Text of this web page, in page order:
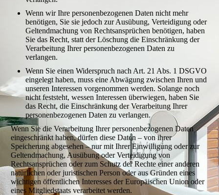
Wenn wir Ihre personenbezogenen Daten nicht mehr
benötigen, Sie sie jedoch zur Ausübung, Verteidigung oder
Geltendmachung von Rechtsansprüchen benötigen, haben
Sie das Recht, statt der Löschung die Einschränkung der
Verarbeitung Ihrer personenbezogenen Daten zu
verlangen.
Wenn Sie einen Widerspruch nach Art. 21 Abs. 1 DSGVO
eingelegt haben, muss eine Abwägung zwischen Ihren und
unseren Interessen vorgenommen werden. Solange noch
nicht feststeht, wessen Interessen überwiegen, haben Sie
das Recht, die Einschränkung der Verarbeitung Ihrer
personenbezogenen Daten zu verlangen.
Wenn Sie die Verarbeitung Ihrer personenbezogenen Daten
eingeschränkt haben, dürfen diese Daten – von ihrer
Speicherung abgesehen – nur mit Ihrer Einwilligung oder zur
Geltendmachung, Ausübung oder Verteidigung von
Rechtsansprüchen oder zum Schutz der Rechte einer anderen
natürlichen oder juristischen Person oder aus Gründen eines
wichtigen öffentlichen Interesses der Europäischen Union oder
eines Mitgliedstaats verarbeitet werden.